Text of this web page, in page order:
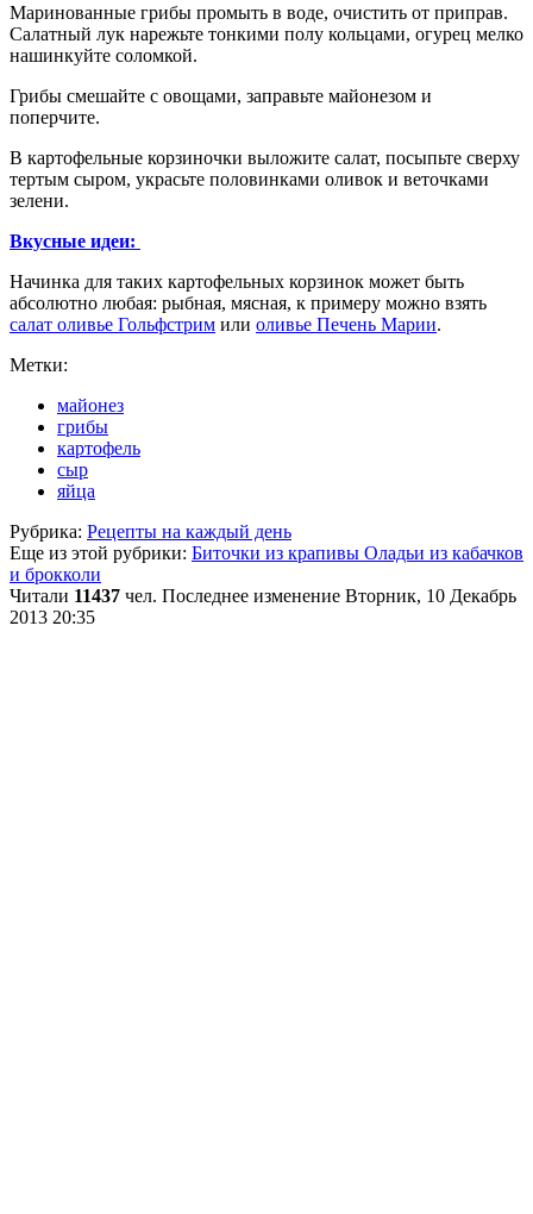
Маринованные грибы промыть в воде, очистить от приправ.
Салатный лук нарежьте тонкими полу кольцами, огурец мелко
нашинкуйте соломкой.
Грибы смешайте с овощами, заправьте майонезом и
поперчите.
В картофельные корзиночки выложите салат, посыпьте сверху
тертым сыром, украсьте половинками оливок и веточками
зелени.
Вкусные идеи:
Начинка для таких картофельных корзинок может быть
абсолютно любая: рыбная, мясная, к примеру можно взять
салат оливье Гольфстрим или оливье Печень Марии.
Метки:
майонез
грибы
картофель
сыр
яйца
Рубрика: Рецепты на каждый день
Еще из этой рубрики: Биточки из крапивы Оладьи из кабачков
и брокколи
Читали 11437 чел. Последнее изменение Вторник, 10 Декабрь
2013 20:35